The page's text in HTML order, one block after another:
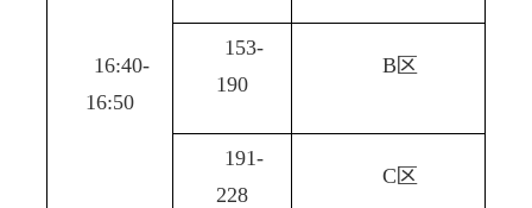
16:40-
16:50
153-
190
B区
191-
228
C区